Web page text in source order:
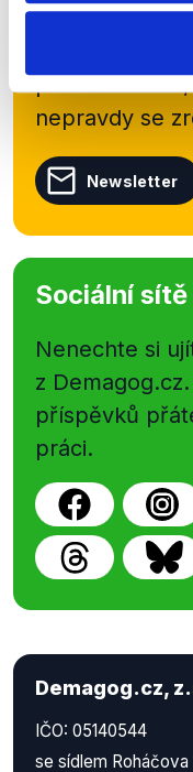
shrnutí
Začněte nás
přehled o
nepravdy se
Newsletter
Sociální sítě
Nenechte si
z
příspěvků
práci.
Demagog.cz,
IČO: 05140544
se sídlem Roháčova